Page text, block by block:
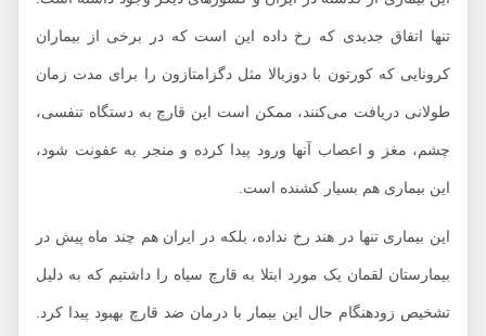
تنها اتفاق جدیدی که رخ داده این است که در برخی از بیماران
کرونایی که کورتون با دوزبالا مثل دگزامتازون را برای مدت زمان
طولانی دریافت می‌کنند، ممکن است این قارچ به دستگاه تنفسی،
چشم، مغز و اعصاب آنها ورود پیدا کرده و منجر به عفونت شود،
این بیماری هم بسیار کشنده است.
این بیماری تنها در هند رخ نداده، بلکه در ایران هم چند ماه پیش در
بیمارستان لقمان یک مورد ابتلا به قارچ سیاه را داشتیم که به‌ دلیل
تشخیص زودهنگام حال این بیمار با درمان ضد قارچ بهبود پیدا کرد.